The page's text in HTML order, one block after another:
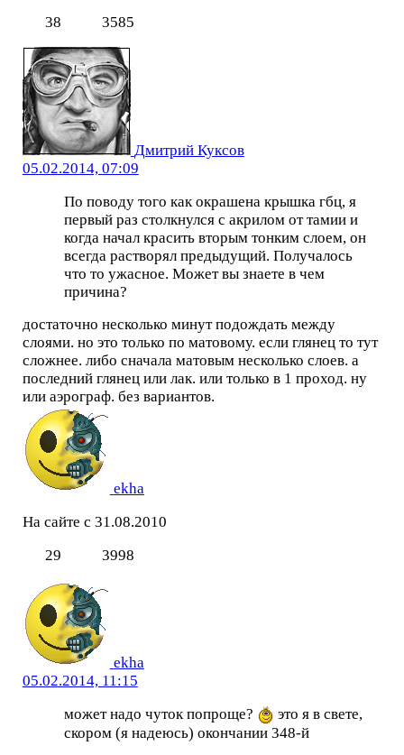
38
3585
Дмитрий Куксов
05.02.2014, 07:09
По поводу того как окрашена крышка гбц, я
первый раз столкнулся с акрилом от тамии и
когда начал красить вторым тонким слоем, он
всегда растворял предыдущий. Получалось
что то ужасное. Может вы знаете в чем
причина?
достаточно несколько минут подождать между
слоями. но это только по матовому. если глянец то тут
сложнее. либо сначала матовым несколько слоев. а
последний глянец или лак. или только в 1 проход. ну
или аэрограф. без вариантов.
ekha
На сайте с 31.08.2010
29
3998
ekha
05.02.2014, 11:15
может надо чуток попроще?
это я в свете,
скором (я надеюсь) окончании 348-й